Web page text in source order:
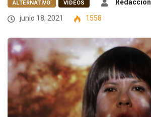
ALTERNATIVO VIDEOS
Redacción
junio 18, 2021
1558